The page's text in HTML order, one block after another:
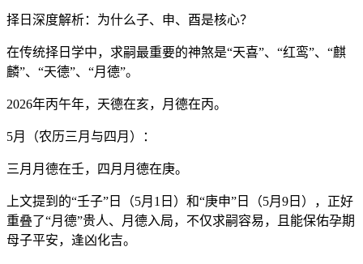
择日深度解析：为什么子、申、酉是核心？
在传统择日学中，求嗣最重要的神煞是“天喜”、“红鸾”、“麒
麟”、“天德”、“月德”。
2026年丙午年，天德在亥，月德在丙。
5月（农历三月与四月）：
三月月德在壬，四月月德在庚。
上文提到的“壬子”日（5月1日）和“庚申”日（5月9日），正好
重叠了“月德”贵人、月德入局，不仅求嗣容易，且能保佑孕期
母子平安，逢凶化吉。